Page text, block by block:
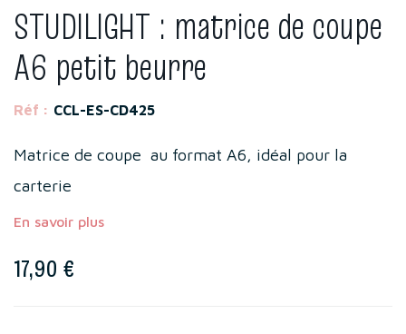
STUDILIGHT : matrice de coupe
A6 petit beurre
Réf : CCL-ES-CD425
Matrice de coupe au format A6, idéal pour la
carterie
En savoir plus
17,90 €